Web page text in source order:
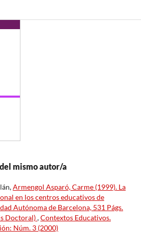
mismo autor/a
Armengol Asparó, Carme (1999). La
en los centros educativos de
Autónoma de Barcelona, 531 Págs.
Doctoral),Contextos Educativos.
Núm. 3 (2000)